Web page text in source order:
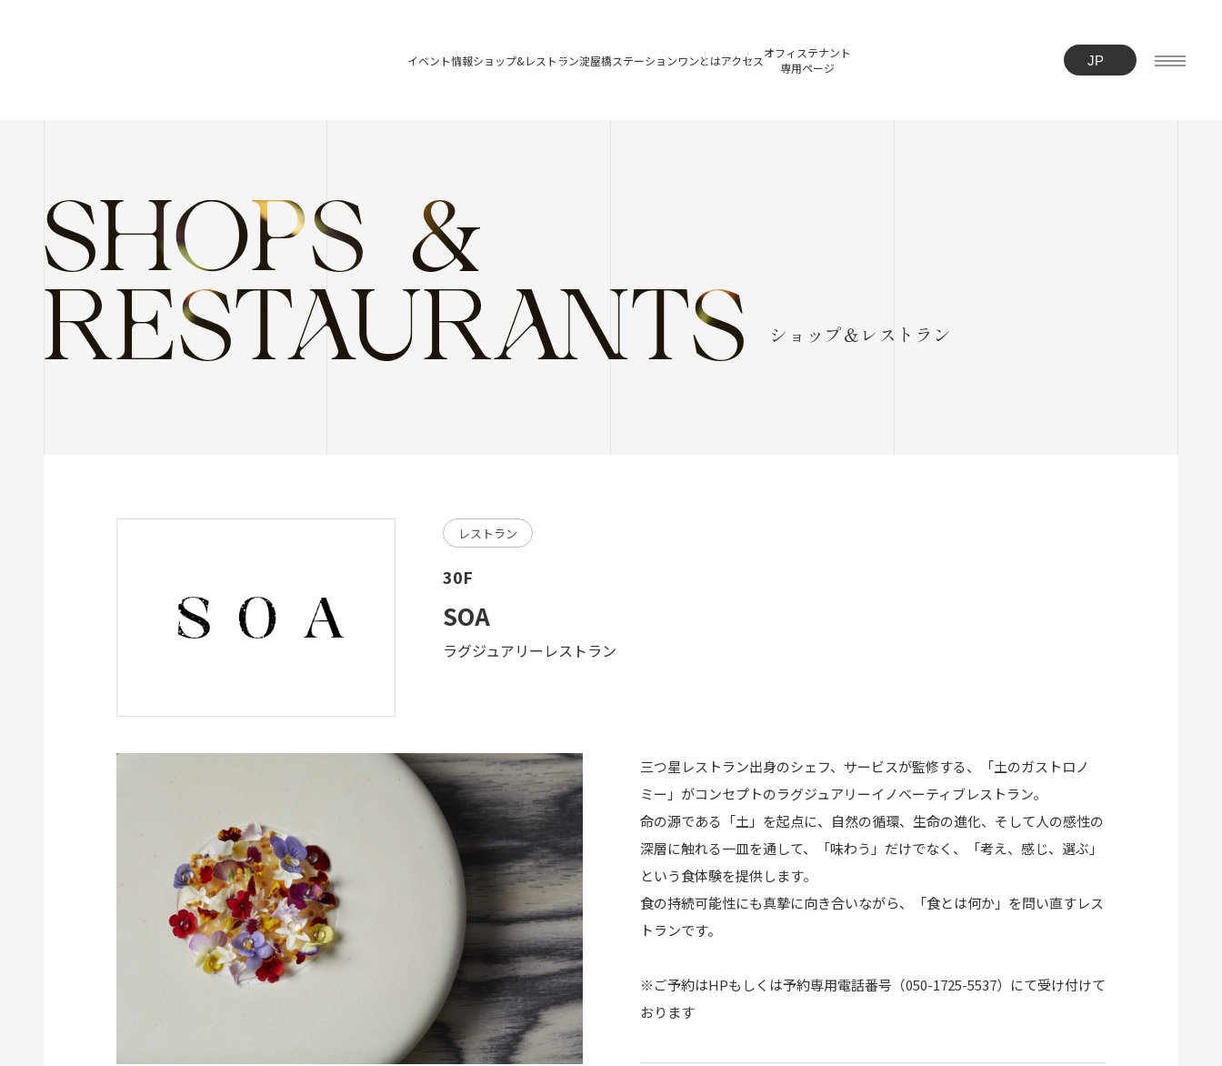
イベント情報ショップ&レストラン淀屋橋ステーションワンとはアクセスオフィステナント
専用ページ
SHOPS &
RESTAURANTS
ショップ＆レストラン
レストラン
30F
SOA
ラグジュアリーレストラン
三つ星レストラン出身のシェフ、サービスが監修する、「土のガストロノ
ミー」がコンセプトのラグジュアリーイノベーティブレストラン。
命の源である「土」を起点に、自然の循環、生命の進化、そして人の感性の
深層に触れる一皿を通して、「味わう」だけでなく、「考え、感じ、選ぶ」
という食体験を提供します。
食の持続可能性にも真摯に向き合いながら、「食とは何か」を問い直すレス
トランです。
※ご予約はHPもしくは予約専用電話番号（050-1725-5537）にて受け付けて
おります